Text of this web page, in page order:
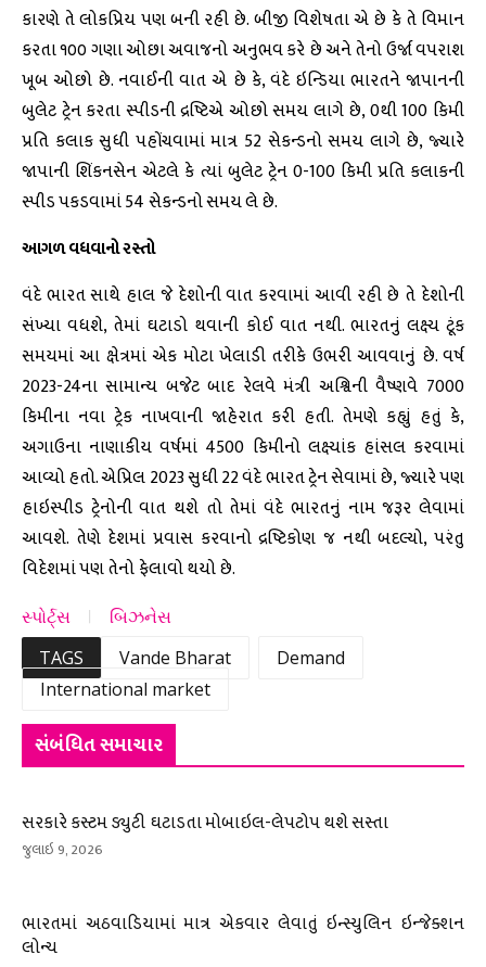
કારણે તે લોકપ્રિય પણ બની રહી છે. બીજી વિશેષતા એ છે કે તે વિમાન
કરતા ૧૦૦ ગણા ઓછા અવાજનો અનુભવ કરે છે અને તેનો ઉર્જા વપરાશ
ખૂબ ઓછો છે. નવાઈની વાત એ છે કે, વંદે ઇન્ડિયા ભારતને જાપાનની
બુલેટ ટ્રેન કરતા સ્પીડની દ્રષ્ટિએ ઓછો સમય લાગે છે, 0થી 100 કિમી
પ્રતિ કલાક સુધી પહોંચવામાં માત્ર 52 સેકન્ડનો સમય લાગે છે, જ્યારે
જાપાની શિંકનસેન એટલે કે ત્યાં બુલેટ ટ્રેન 0-100 કિમી પ્રતિ કલાકની
સ્પીડ પકડવામાં 54 સેકન્ડનો સમય લે છે.
આગળ વધવાનો રસ્તો
વંદે ભારત સાથે હાલ જે દેશોની વાત કરવામાં આવી રહી છે તે દેશોની
સંખ્યા વધશે, તેમાં ઘટાડો થવાની કોઈ વાત નથી. ભારતનું લક્ષ્ય ટૂંક
સમયમાં આ ક્ષેત્રમાં એક મોટા ખેલાડી તરીકે ઉભરી આવવાનું છે. વર્ષ
2023-24ના સામાન્ય બજેટ બાદ રેલવે મંત્રી અશ્વિની વૈષ્ણવે 7000
કિમીના નવા ટ્રેક નાખવાની જાહેરાત કરી હતી. તેમણે કહ્યું હતું કે,
અગાઉના નાણાકીય વર્ષમાં 4500 કિમીનો લક્ષ્યાંક હાંસલ કરવામાં
આવ્યો હતો. એપ્રિલ 2023 સુધી 22 વંદે ભારત ટ્રેન સેવામાં છે, જ્યારે પણ
હાઇસ્પીડ ટ્રેનોની વાત થશે તો તેમાં વંદે ભારતનું નામ જરૂર લેવામાં
આવશે. તેણે દેશમાં પ્રવાસ કરવાનો દ્રષ્ટિકોણ જ નથી બદલ્યો, પરંતુ
વિદેશમાં પણ તેનો ફેલાવો થયો છે.
સ્પોર્ટ્સ
બિઝનેસ
TAGS
Vande Bharat
Demand
International market
સંબંધિત સમાચાર
સરકારે કસ્ટમ ડ્યુટી ઘટાડતા મોબાઇલ-લેપટોપ થશે સસ્તા
જુલાઇ 9, 2026
ભારતમાં અઠવાડિયામાં માત્ર એકવાર લેવાતું ઇન્સ્યુલિન ઇન્જેક્શન
લોન્ચ